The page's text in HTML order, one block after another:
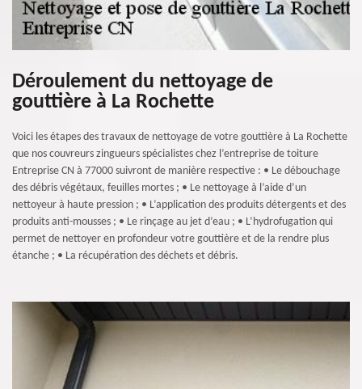
Déroulement du nettoyage de
gouttière à La Rochette
Voici les étapes des travaux de nettoyage de votre gouttière à La Rochette
que nos couvreurs zingueurs spécialistes chez l’entreprise de toiture
Entreprise CN à 77000 suivront de manière respective : • Le débouchage
des débris végétaux, feuilles mortes ; • Le nettoyage à l’aide d’un
nettoyeur à haute pression ; • L’application des produits détergents et des
produits anti-mousses ; • Le rinçage au jet d’eau ; • L’hydrofugation qui
permet de nettoyer en profondeur votre gouttière et de la rendre plus
étanche ; • La récupération des déchets et débris.